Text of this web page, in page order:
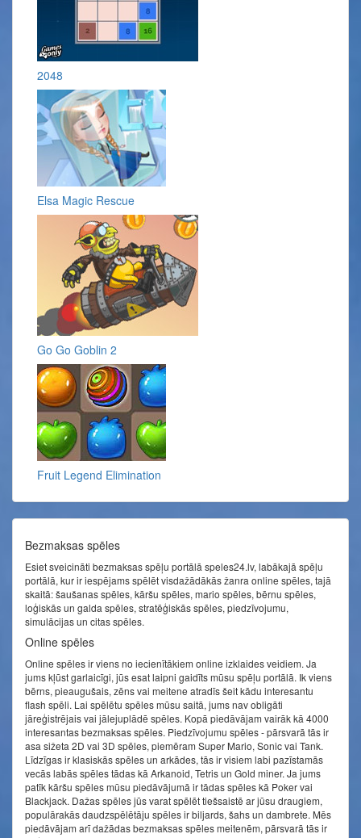
2048
Elsa Magic Rescue
Go Go Goblin 2
Fruit Legend Elimination
Bezmaksas spēles
Esiet sveicināti bezmaksas spēļu portālā speles24.lv, labākajā spēļu
portālā, kur ir iespējams spēlēt visdažādākās žanra online spēles, tajā
skaitā: šaušanas spēles, kāršu spēles, mario spēles, bērnu spēles,
loģiskās un galda spēles, stratēģiskās spēles, piedzīvojumu,
simulācijas un citas spēles.
Online spēles
Online spēles ir viens no iecienītākiem online izklaides veidiem. Ja
jums kļūst garlaicīgi, jūs esat laipni gaidīts mūsu spēļu portālā. Ik viens
bērns, pieaugušais, zēns vai meitene atradīs šeit kādu interesantu
flash spēli. Lai spēlētu spēles mūsu saitā, jums nav obligāti
jāreģistrējais vai jālejuplādē spēles. Kopā piedāvājam vairāk kā 4000
interesantas bezmaksas spēles. Piedzīvojumu spēles - pārsvarā tās ir
asa sižeta 2D vai 3D spēles, piemēram Super Mario, Sonic vai Tank.
Līdzīgas ir klasiskās spēles un arkādes, tās ir visiem labi pazīstamās
vecās labās spēles tādas kā Arkanoid, Tetris un Gold miner. Ja jums
patīk kāršu spēles mūsu piedāvājumā ir tādas spēles kā Poker vai
Blackjack. Dažas spēles jūs varat spēlēt tiešsaistē ar jūsu draugiem,
populārakās daudzspēlētāju spēles ir biljards, šahs un dambrete. Mēs
piedāvājam arī dažādas bezmaksas spēles meitenēm, pārsvarā tās ir